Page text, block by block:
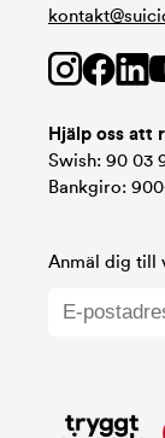
Hjälp oss att
Swish: 90 03
Bankgiro:
Anmäl dig till